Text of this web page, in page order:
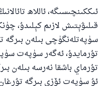
ئىككىنچىسىگە، ئاللاھ
قىلىۋېتىش لازىم كېلىدۇ،
سۈپەتلەنگۈچى بىلەن بىرگە
تۇرمايدۇ، ئەگەر سۈپەت
تۇرماي باشقا نەرسە بىلەن
ئۇ سۈپەت ئۆزى بىرگە